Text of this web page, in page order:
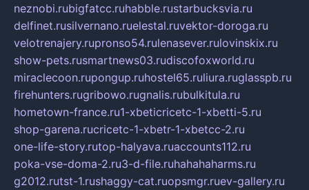
neznobi.rubigfatcc.ruhabble.rustarbucksvia.ru
delfinet.rusilvernano.ruelestal.ruvektor-doroga.ru
velotrenajery.rupronso54.rulenasever.rulovinskix.ru
show-pets.rusmartnews03.rudiscofoxworld.ru
miraclecoon.rupongup.ruhostel65.ruliura.ruglasspb.ru
firehunters.rugribowo.rugnalis.rubulkitula.ru
hometown-france.ru1-xbeticricetc-1-xbetti-5.ru
shop-garena.rucricetc-1-xbetr-1-xbetcc-2.ru
one-life-story.rutop-halyava.ruaccounts112.ru
poka-vse-doma-2.ru3-d-file.ruhahahaharms.ru
g2012.rutst-1.rushaggy-cat.ruopsmgr.ruev-gallery.ru